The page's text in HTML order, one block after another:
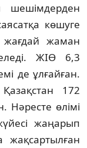
көшуге
жағдай жаман
ЖІӨ 6,3
де ұлғайған.
Қазақстан 172
Нәресте өлі­мі
жаңарып